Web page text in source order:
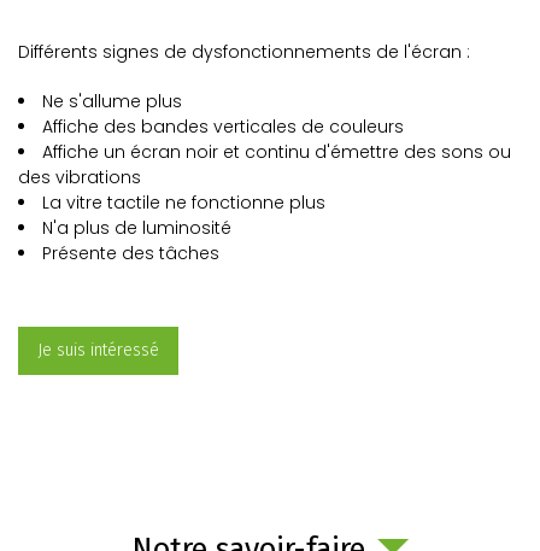
Différents signes de dysfonctionnements de l'écran :
Ne s'allume plus
Affiche des bandes verticales de couleurs
Affiche un écran noir et continu d'émettre des sons ou
des vibrations
La vitre tactile ne fonctionne plus
N'a plus de luminosité
Présente des tâches
Je suis intéressé